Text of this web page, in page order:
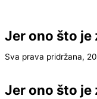
Jer ono što je
Sva prava pridržana,
Jer ono što je